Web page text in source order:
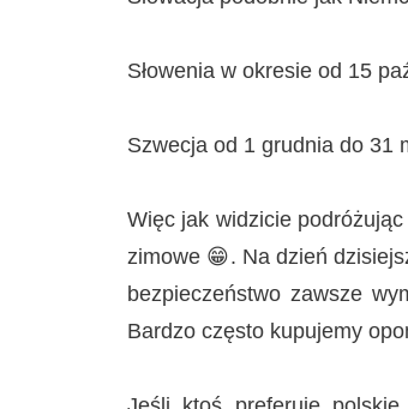
Słowenia w okresie od 15
Szwecja od 1 grudnia do 31
Więc jak widzicie
zimowe 😁. Na dzień
bezpieczeństwo zawsze
Bardzo często kupujemy